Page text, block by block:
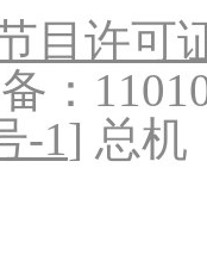
目许可
：
-1] 总机